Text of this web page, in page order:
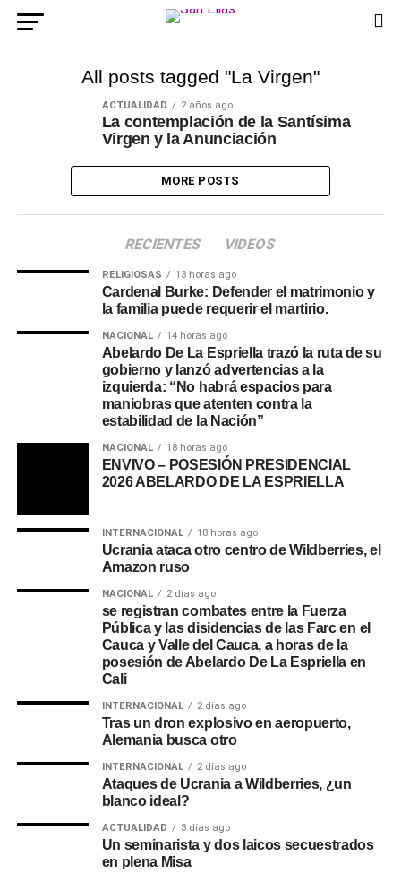
All posts tagged "La Virgen"
ACTUALIDAD 2 años ago
La contemplación de la Santísima
Virgen y la Anunciación
MORE POSTS
RECIENTES VIDEOS
RELIGIOSAS 13 horas ago
Cardenal Burke: Defender el matrimonio y
la familia puede requerir el martirio.
NACIONAL 14 horas ago
Abelardo De La Espriella trazó la ruta de su
gobierno y lanzó advertencias a la
izquierda: “No habrá espacios para
maniobras que atenten contra la
estabilidad de la Nación”
NACIONAL 18 horas ago
ENVIVO – POSESIÓN PRESIDENCIAL
2026 ABELARDO DE LA ESPRIELLA
INTERNACIONAL 18 horas ago
Ucrania ataca otro centro de Wildberries, el
Amazon ruso
NACIONAL 2 días ago
se registran combates entre la Fuerza
Pública y las disidencias de las Farc en el
Cauca y Valle del Cauca, a horas de la
posesión de Abelardo De La Espriella en
Cali
INTERNACIONAL 2 días ago
Tras un dron explosivo en aeropuerto,
Alemania busca otro
INTERNACIONAL 2 días ago
Ataques de Ucrania a Wildberries, ¿un
blanco ideal?
ACTUALIDAD 3 días ago
Un seminarista y dos laicos secuestrados
en plena Misa